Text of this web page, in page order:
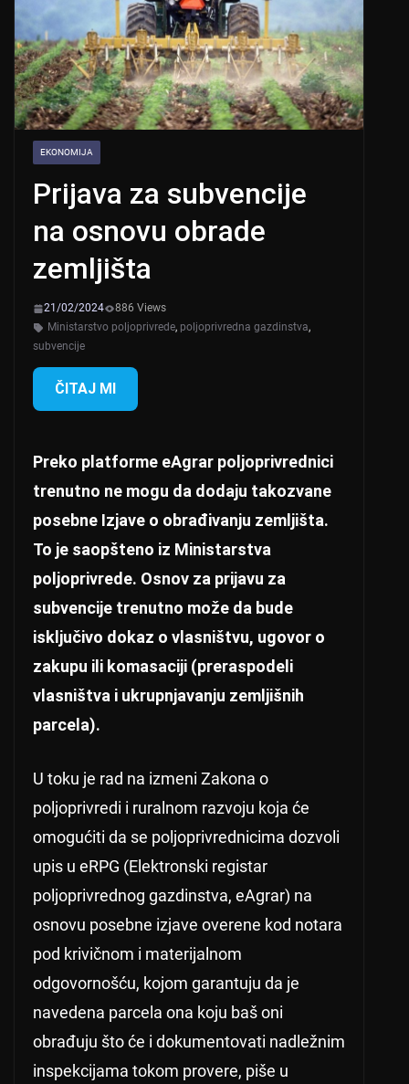
EKONOMIJA
Prijava za subvencije
na osnovu obrade
zemljišta
21/02/2024
886 Views
Ministarstvo poljoprivrede, poljoprivredna gazdinstva,
subvencije
ČITAJ MI
Preko platforme eAgrar poljoprivrednici
trenutno ne mogu da dodaju takozvane
posebne Izjave o obrađivanju zemljišta.
To je saopšteno iz Ministarstva
poljoprivrede. Osnov za prijavu za
subvencije trenutno može da bude
isključivo dokaz o vlasništvu, ugovor o
zakupu ili komasaciji (preraspodeli
vlasništva i ukrupnjavanju zemljišnih
parcela).
U toku je rad na izmeni Zakona o
poljoprivredi i ruralnom razvoju koja će
omogućiti da se poljoprivrednicima dozvoli
upis u eRPG (Elektronski registar
poljoprivrednog gazdinstva, eAgrar) na
osnovu posebne izjave overene kod notara
pod krivičnom i materijalnom
odgovornošću, kojom garantuju da je
navedena parcela ona koju baš oni
obrađuju što će i dokumentovati nadležnim
inspekcijama tokom provere, piše u